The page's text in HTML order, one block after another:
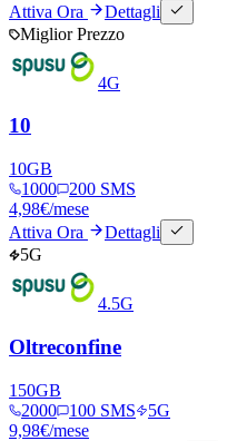
Attiva Ora
Dettagli
Miglior Prezzo
4G
10
10GB
1000
200 SMS
4,98€/mese
Attiva Ora
Dettagli
5G
4.5G
Oltreconfine
150GB
2000
100 SMS
5G
9,98€/mese